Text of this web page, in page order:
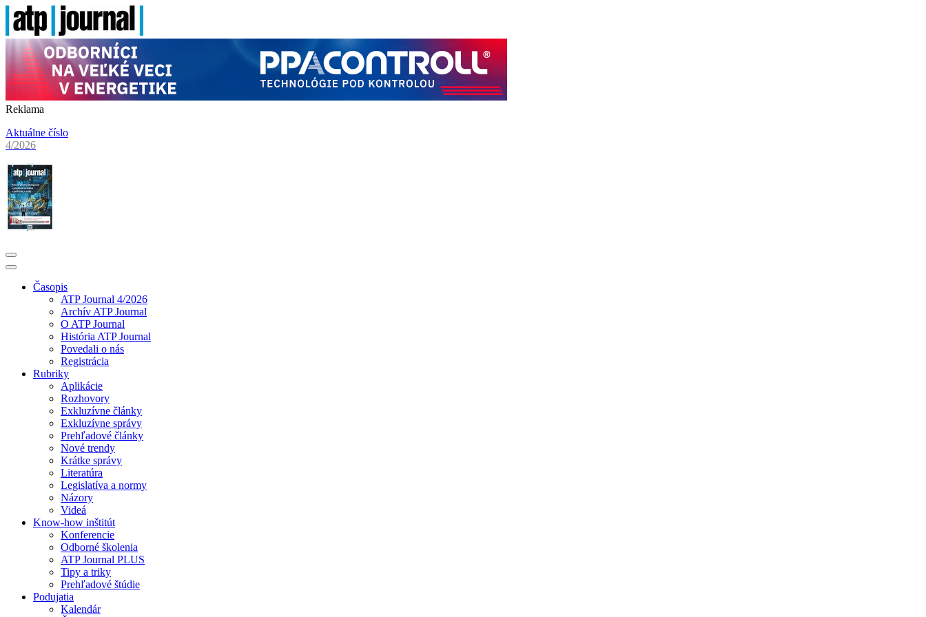
Reklama
Aktuálne číslo
4/2026
Časopis
ATP Journal 4/2026
Archív ATP Journal
O ATP Journal
História ATP Journal
Povedali o nás
Registrácia
Rubriky
Aplikácie
Rozhovory
Exkluzívne články
Exkluzívne správy
Prehľadové články
Nové trendy
Krátke správy
Literatúra
Legislatíva a normy
Názory
Videá
Know-how inštitút
Konferencie
Odborné školenia
ATP Journal PLUS
Tipy a triky
Prehľadové štúdie
Podujatia
Kalendár